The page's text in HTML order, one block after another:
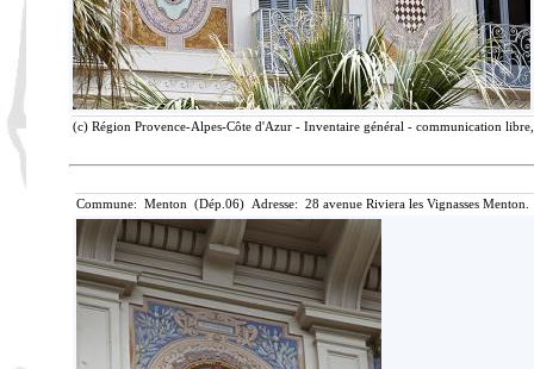
(c) Région Provence-Alpes-Côte d'Azur - Inventaire général - communication
Commune: Menton (Dép.06) Adresse: 28 avenue Riviera les Vignasses